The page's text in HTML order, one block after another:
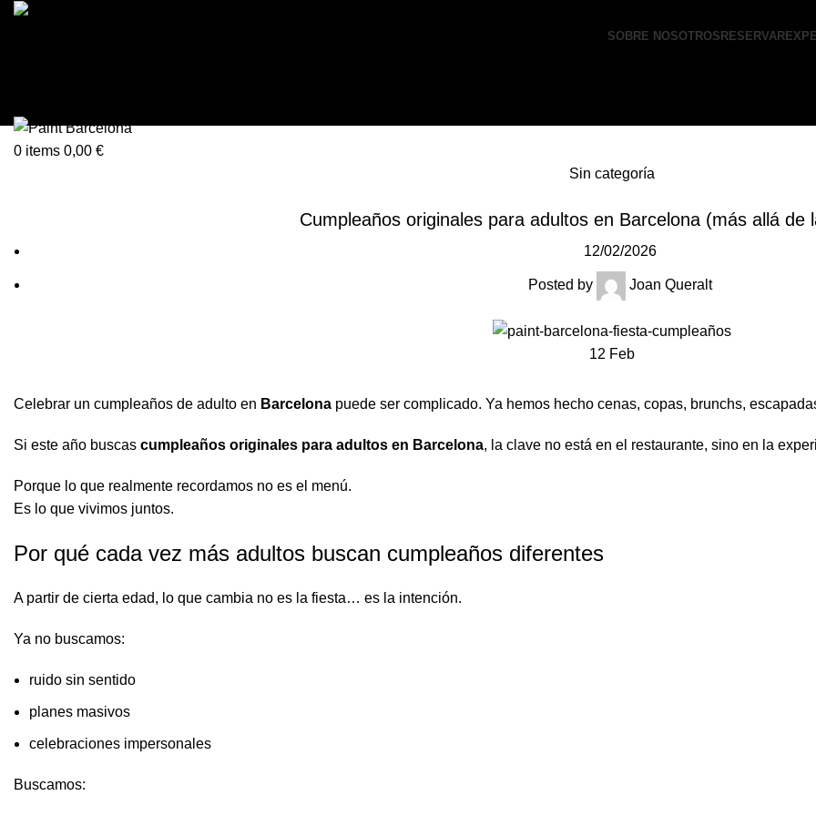
SOBRE NOSOTROS RESERVAR
0 items 0,00 €
Sin categoría
Cumpleaños originales para adultos en Barcelona (más allá de
12/02/2026
Posted by Joan Queralt
12 Feb
Celebrar un cumpleaños de adulto en Barcelona puede ser complicado. Ya hemos hecho cenas, copas, brunchs,
Si este año buscas cumpleaños originales para adultos en Barcelona, la clave no está en el restaurante, sino en la
Porque lo que realmente recordamos no es el menú.
Es lo que vivimos juntos.
Por qué cada vez más adultos buscan cumpleaños diferentes
A partir de cierta edad, lo que cambia no es la fiesta… es la intención.
Ya no buscamos:
ruido sin sentido
planes masivos
celebraciones impersonales
Buscamos: